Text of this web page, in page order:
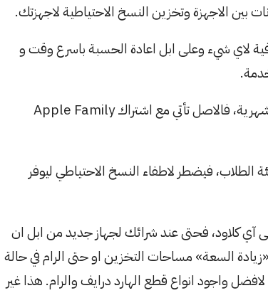
بين الاجهزة وتخزين النسخ الاحتياطية لاجهزتك.
لاي شيء وعلى ابل اعادة الحسبة باسرع وقت و
شخصيًا استخدم باقة ٢٠٠ جيجابايت ولكنها باقة مدفوعة شهرية، فالاصل تأتي مع اشتراك Apple Family
فيضطر لاطفاء النسخ الاحتياطي ليوفر
كلاود، فحتى عند شرائك لجهاز جديد من ابل ان
السعة» مساحات التخزين او حتى الرام في حالة
واجود انواع قطع الهارد درايف والرام. هذا غير